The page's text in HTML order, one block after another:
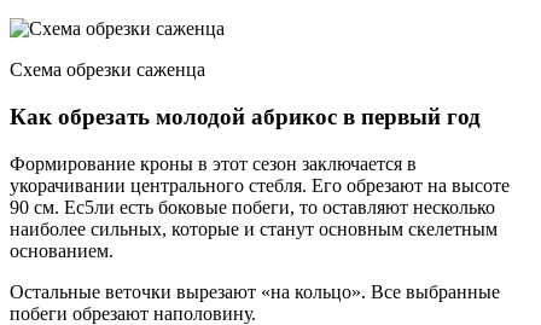
Схема обрезки саженца
Как обрезать молодой абрикос в первый год
Формирование кроны в этот сезон заключается в
укорачивании центрального стебля. Его обрезают на высоте
90 см. Ес5ли есть боковые побеги, то оставляют несколько
наиболее сильных, которые и станут основным скелетным
основанием.
Остальные веточки вырезают «на кольцо». Все выбранные
побеги обрезают наполовину.